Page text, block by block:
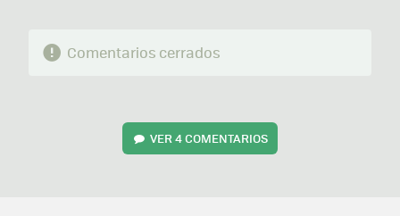
Comentarios cerrados
VER4 COMENTARIOS